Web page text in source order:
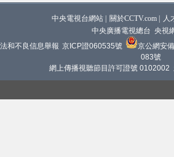
中央電視台網站 關於CCTV.com
人
中央廣播電視總台 央視
和不良信息舉報 京ICP證060535號
京公網安
083號
網上傳播視聽節目許可證號 0102002